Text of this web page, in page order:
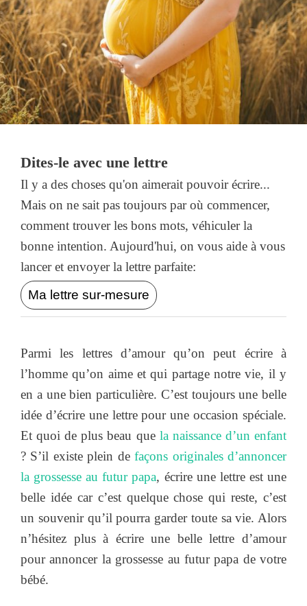
Dites-le avec une lettre
Il y a des choses qu'on aimerait pouvoir écrire...
Mais on ne sait pas toujours par où commencer,
comment trouver les bons mots, véhiculer la
bonne intention. Aujourd'hui, on vous aide à vous
lancer et envoyer la lettre parfaite:
Ma lettre sur-mesure
Parmi les lettres d’amour qu’on peut écrire à
l’homme qu’on aime et qui partage notre vie, il y
en a une bien particulière. C’est toujours une belle
idée d’écrire une lettre pour une occasion spéciale.
Et quoi de plus beau que la naissance d’un enfant
? S’il existe plein defaçons originales d’annoncer
la grossesse au futur papa, écrire une lettre est une
belle idée car c’est quelque chose qui reste, c’est
un souvenir qu’il pourra garder toute sa vie. Alors
n’hésitez plus à écrire une belle lettre d’amour
pour annoncer la grossesse au futur papa de votre
bébé.